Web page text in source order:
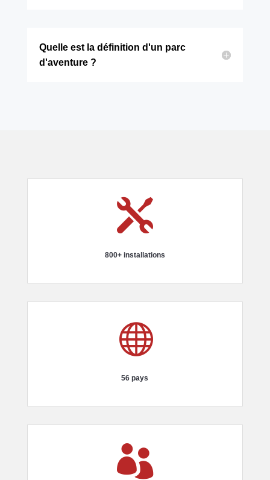
Quelle est la définition d'un parc
d'aventure ?

800+ installations

56 pays
